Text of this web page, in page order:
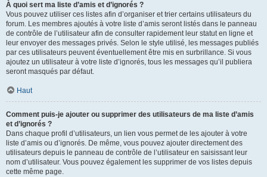
À quoi sert ma liste d’amis et d’ignorés ?
Vous pouvez utiliser ces listes afin d’organiser et trier certains utilisateurs du
forum. Les membres ajoutés à votre liste d’amis seront listés dans le panneau
de contrôle de l’utilisateur afin de consulter rapidement leur statut en ligne et
leur envoyer des messages privés. Selon le style utilisé, les messages publiés
par ces utilisateurs peuvent éventuellement être mis en surbrillance. Si vous
ajoutez un utilisateur à votre liste d’ignorés, tous les messages qu’il publiera
seront masqués par défaut.
Haut
Comment puis-je ajouter ou supprimer des utilisateurs de ma liste d’amis
et d’ignorés ?
Dans chaque profil d’utilisateurs, un lien vous permet de les ajouter à votre
liste d’amis ou d’ignorés. De même, vous pouvez ajouter directement des
utilisateurs depuis le panneau de contrôle de l’utilisateur en saisissant leur
nom d’utilisateur. Vous pouvez également les supprimer de vos listes depuis
cette même page.